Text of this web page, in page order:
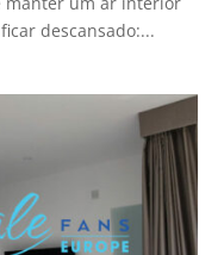
descansado:...